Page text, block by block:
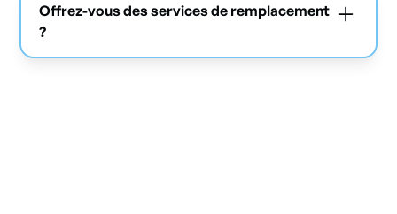
pannes.
Offrez-vous des services de remplacement
?